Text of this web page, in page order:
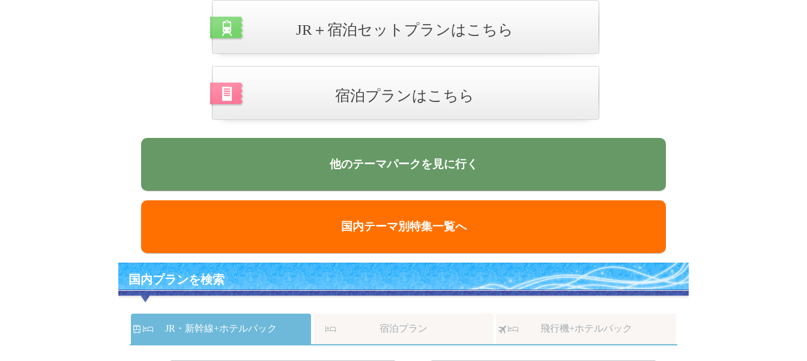
JR＋宿泊セットプランはこちら
宿泊プランはこちら
他のテーマパークを見に行く
国内テーマ別特集一覧へ
国内プランを検索
JR・新幹線+ホテルパック 宿泊プラン 飛行機+ホテルパック